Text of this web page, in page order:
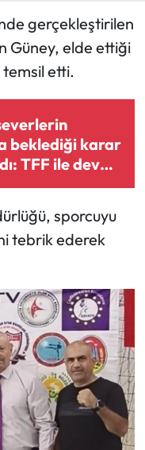
gerçekleştirilen
Güney, elde ettiği
temsil etti.
beklediği karar
TFF ile dev
2 yıllık
sporcuyu
tebrik ederek